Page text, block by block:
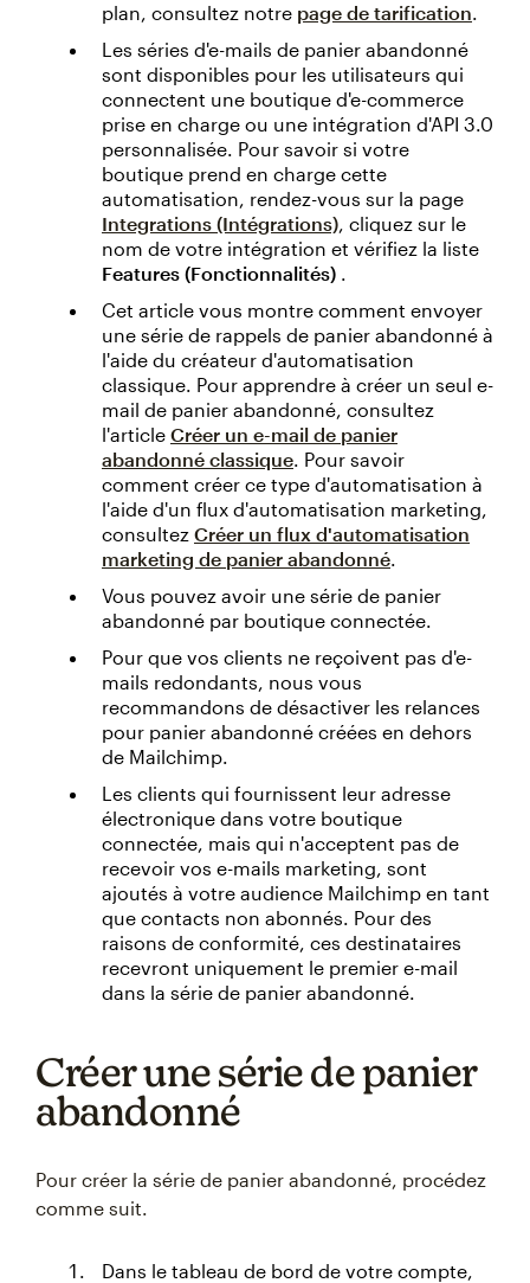
plan, consultez notre page de tarification.
Les séries d'e-mails de panier abandonné
sont disponibles pour les utilisateurs qui
connectent une boutique d'e-commerce
prise en charge ou une intégration d'API 3.0
personnalisée. Pour savoir si votre
boutique prend en charge cette
automatisation, rendez-vous sur la page
Integrations (Intégrations), cliquez sur le
nom de votre intégration et vérifiez la liste
Features (Fonctionnalités) .
Cet article vous montre comment envoyer
une série de rappels de panier abandonné à
l'aide du créateur d'automatisation
classique. Pour apprendre à créer un seul e-
mail de panier abandonné, consultez
l'article Créer un e-mail de panier
abandonné classique. Pour savoir
comment créer ce type d'automatisation à
l'aide d'un flux d'automatisation marketing,
consultez Créer un flux d'automatisation
marketing de panier abandonné.
Vous pouvez avoir une série de panier
abandonné par boutique connectée.
Pour que vos clients ne reçoivent pas d'e-
mails redondants, nous vous
recommandons de désactiver les relances
pour panier abandonné créées en dehors
de Mailchimp.
Les clients qui fournissent leur adresse
électronique dans votre boutique
connectée, mais qui n'acceptent pas de
recevoir vos e-mails marketing, sont
ajoutés à votre audience Mailchimp en tant
que contacts non abonnés. Pour des
raisons de conformité, ces destinataires
recevront uniquement le premier e-mail
dans la série de panier abandonné.
Créer une série de panier
abandonné
Pour créer la série de panier abandonné, procédez
comme suit.
Dans le tableau de bord de votre compte,